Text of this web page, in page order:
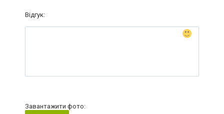
Відгук:
Завантажити фото: